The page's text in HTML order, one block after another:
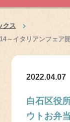
クス
イタリアンフェア
2022.04.07
白石区役
ウトお弁